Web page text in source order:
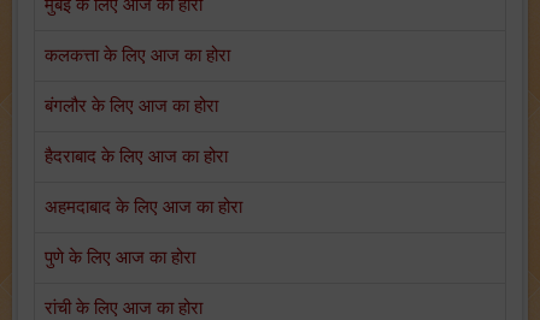
मुंबई के लिए आज का होरा
कलकत्ता के लिए आज का होरा
बंगलौर के लिए आज का होरा
हैदराबाद के लिए आज का होरा
अहमदाबाद के लिए आज का होरा
पुणे के लिए आज का होरा
रांची के लिए आज का होरा